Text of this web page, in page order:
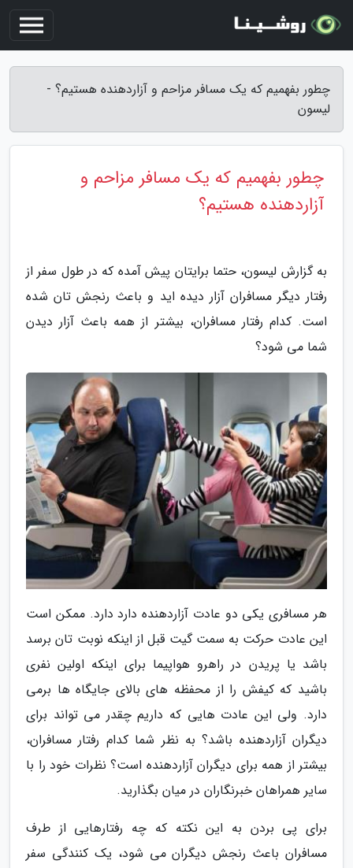
چطور بفهمیم که یک مسافر مزاحم و آزاردهنده هستیم؟ -
لیسون
چطور بفهمیم که یک مسافر مزاحم و
آزاردهنده هستیم؟
به گزارش لیسون، حتما برایتان پیش آمده که در طول سفر از
رفتار دیگر مسافران آزار دیده اید و باعث رنجش تان شده
است. کدام رفتار مسافران، بیشتر از همه باعث آزار دیدن
شما می شود؟
هر مسافری یکی دو عادت آزاردهنده دارد دارد. ممکن است
این عادت حرکت به سمت گیت قبل از اینکه نوبت تان برسد
باشد یا پریدن در راهرو هواپیما برای اینکه اولین نفری
باشید که کیفش را از محفظه های بالای جایگاه ها برمی
دارد. ولی این عادت هایی که داریم چقدر می تواند برای
دیگران آزاردهنده باشد؟ به نظر شما کدام رفتار مسافران،
بیشتر از همه برای دیگران آزاردهنده است؟ نظرات خود را با
سایر همراهان خبرنگاران در میان بگذارید.
برای پی بردن به این نکته که چه رفتارهایی از طرف
مسافران باعث رنجش دیگران می شود، یک کنندگی سفر